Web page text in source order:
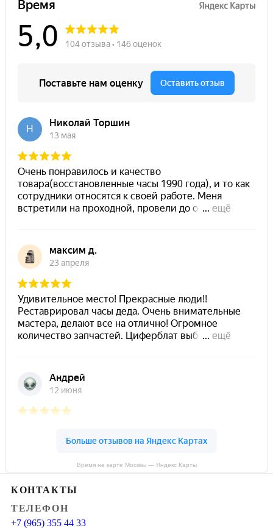
Время на карте Москвы — Яндекс Карты
КОНТАКТЫ
ТЕЛЕФОН
+7 (965) 355 44 33